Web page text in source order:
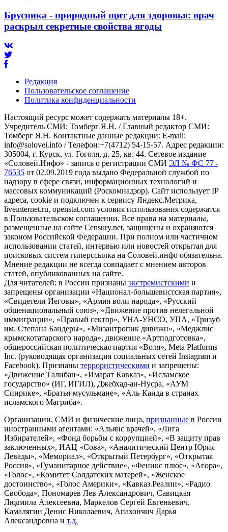
Брусника - природный щит для здоровья: врач
раскрыл секретные свойства ягоды
Редакция
Пользовательское соглашение
Политика конфиденциальности
Настоящий ресурс может содержать материалы 18+.
Учредитель СМИ: Томберг Я.Н. / Главный редактор СМИ:
Томберг Я.Н. Контактные данные редакции: E-mail:
info@solovei.info / Телефон:+7(4712) 54-15-57. Адрес редакции:
305004, г. Курск, ул. Гоголя, д. 25, кв. 44. Сетевое издание
«Соловей.Инфо» - запись о регистрации СМИ ЭЛ № ФС 77 -
76535 от 02.09.2019 года выдано Федеральной службой по
надзору в сфере связи, информационных технологий и
массовых коммуникаций (Роскомнадзор). Сайт использует IP
адреса, cookie и подключен к сервису Яндекс.Метрика,
liveinternet.ru, openstat.com условия использования содержатся
в Пользовательском соглашении. Все права на материалы,
размещенные на сайте Censury.net, защищены и охраняются
законом Российской Федерации. При полном или частичном
использовании статей, интервью или новостей открытая для
поисковых систем гиперссылка на Соловей.инфо обязательна.
Мнение редакции не всегда совпадает с мнением авторов
статей, опубликованных на сайте.
Для читателей: в России признаны экстремистскими и
запрещены организации «Национал-большевистская партия»,
«Свидетели Иеговы», «Армия воли народа», «Русский
общенациональный союз», «Движение против нелегальной
иммиграции», «Правый сектор», УНА-УНСО, УПА, «Тризуб
им. Степана Бандеры», «Мизантропик дивижн», «Меджлис
крымскотатарского народа», движение «Артподготовка»,
общероссийская политическая партия «Воля», Meta Platforms
Inc. (руководящая организация социальных сетей Instagram и
Facebook). Признаны террористическими и запрещены:
«Движение Талибан», «Имарат Кавказ», «Исламское
государство» (ИГ, ИГИЛ), Джебхад-ан-Нусра, «АУМ
Синрике», «Братья-мусульмане», «Аль-Каида в странах
исламского Магриба».
Организации, СМИ и физические лица, признанные в России
иностранными агентами: «Альянс врачей», «Лига
Избирателей», «Фонд борьбы с коррупцией», «В защиту прав
заключенных», ИАЦ «Сова», «Аналитический Центр Юрия
Левады», «Мемориал», «Открытый Петербург», «Открытая
Россия», «Гуманитарное действие», «Феникс плюс», «Агора»,
«Голос», «Комитет Солдатских матерей», «Женское
достоинство», «Голос Америки», «Кавказ.Реалии», «Радио
Свобода», Пономарев Лев Александрович, Савицкая
Людмила Алексеевна, Маркелов Сергей Евгеньевич,
Камалягин Денис Николаевич, Апахончич Дарья
Александровна и т.д.